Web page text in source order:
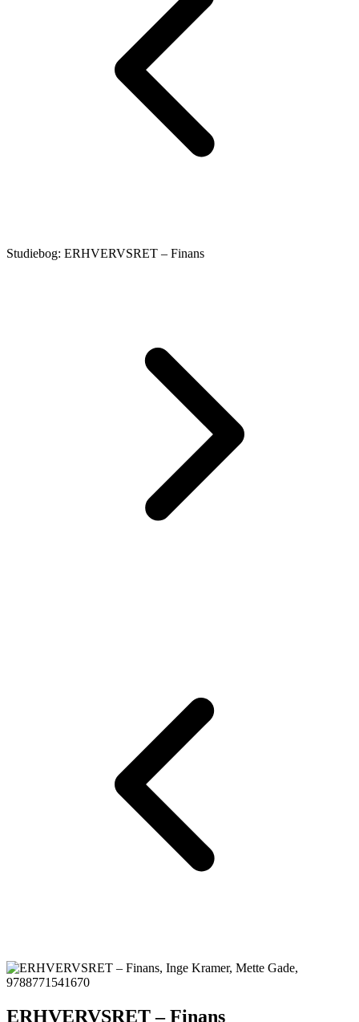
Studiebog: ERHVERVSRET – Finans
ERHVERVSRET – Finans